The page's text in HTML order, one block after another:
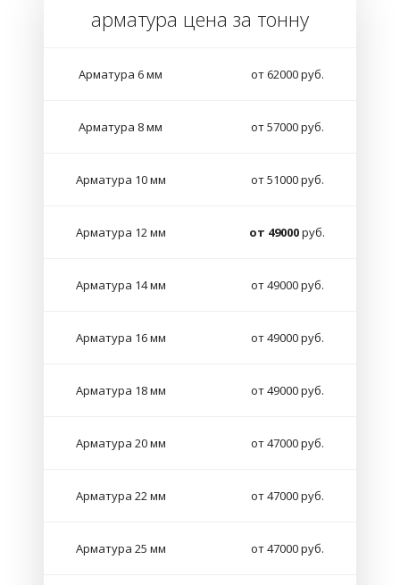
арматура цена за тонну
Арматура 6 мм от 62000 руб.
Арматура 8 мм от 57000 руб.
Арматура 10 мм от 51000 руб.
Арматура 12 мм от 49000руб.
Арматура 14 мм от 49000 руб.
Арматура 16 мм от 49000 руб.
Арматура 18 мм от 49000 руб.
Арматура 20 мм от 47000 руб.
Арматура 22 мм от 47000 руб.
Арматура 25 мм от 47000 руб.